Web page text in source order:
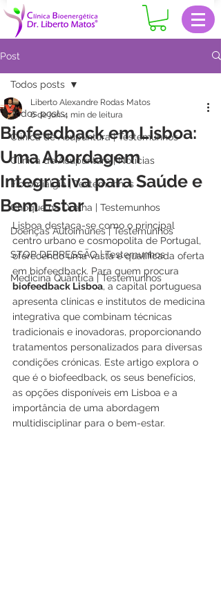
Post
Todos posts
Clinica de Acupuntura | Testemunhos
Clinica de Acupuntura | Notícias
Fibromialgia | Testemunhos
Choque na Orelha | Testemunhos
Doenças Autoimunes | Testemunhos
STOP DEPRESSÃO | Testemunhos
Medicina Quântica | Testemunhos
Todos posts
Biofeedback em Lisboa:
Uma Abordagem
Integrativa para Saúde e
Bem Estar
Liberto Alexandre Rodas Matos
6 de jun.4 min de leitura
Lisboa destaca-se como o principal
centro urbano e cosmopolita de Portugal,
oferecendo uma vasta e qualificada oferta
em biofeedback. Para quem procura
biofeedback Lisboa, a capital portuguesa
apresenta clínicas e institutos de medicina
integrativa que combinam técnicas
tradicionais e inovadoras, proporcionando
tratamentos personalizados para diversas
condições crónicas. Este artigo explora o
que é o biofeedback, os seus benefícios,
as opções disponíveis em Lisboa e a
importância de uma abordagem
multidisciplinar para o bem-estar.